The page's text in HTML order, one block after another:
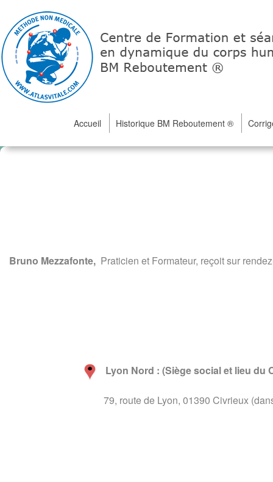
Accueil Historique BM Reboutement ®
Bruno Mezzafonte, Praticien et Formateur, reçoit sur
Lyon Nord : (Siège social et lieu du
79, route de Lyon, 01390 Civrieux